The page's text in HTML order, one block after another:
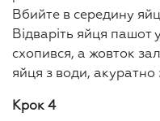
Вбийте в середину
Відваріть яйця пашот
схопився, а жовток
яйця з води, акуратно
Крок 4